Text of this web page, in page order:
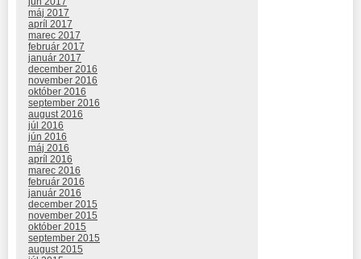
máj 2017
apríl 2017
marec 2017
február 2017
január 2017
december 2016
november 2016
október 2016
september 2016
august 2016
júl 2016
jún 2016
máj 2016
apríl 2016
marec 2016
február 2016
január 2016
december 2015
november 2015
október 2015
september 2015
august 2015